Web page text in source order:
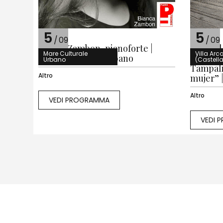
5 /09
Mare Culturale
Urbano
Bianca Zambon, pianoforte |
Mare Culturale Urbano
Altro
VEDI PROGRAMMA
5 /09
Villa
mujer”
Altro
VEDI